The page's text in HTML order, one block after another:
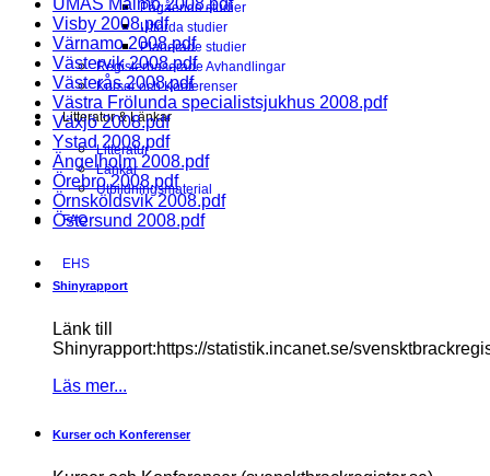
Pågående studier
Utförda studier
Planerade studier
Registerbaserade Avhandlingar
Kurser och Konferenser
Litteratur & Länkar
Litteratur
Länkar
Utbildningsmaterial
FAQ
EHS
Visby 2008.pdf
Värnamo 2008.pdf
Västervik 2008.pdf
Västerås 2008.pdf
Västra Frölunda specialistsjukhus 2008.pdf
Växjö 2008.pdf
Ystad 2008.pdf
Ängelholm 2008.pdf
Örebro 2008.pdf
Örnsköldsvik 2008.pdf
Östersund 2008.pdf
Shinyrapport
Länk till
Shinyrapport:https://statistik.incanet.se/
Läs mer...
Kurser och Konferenser